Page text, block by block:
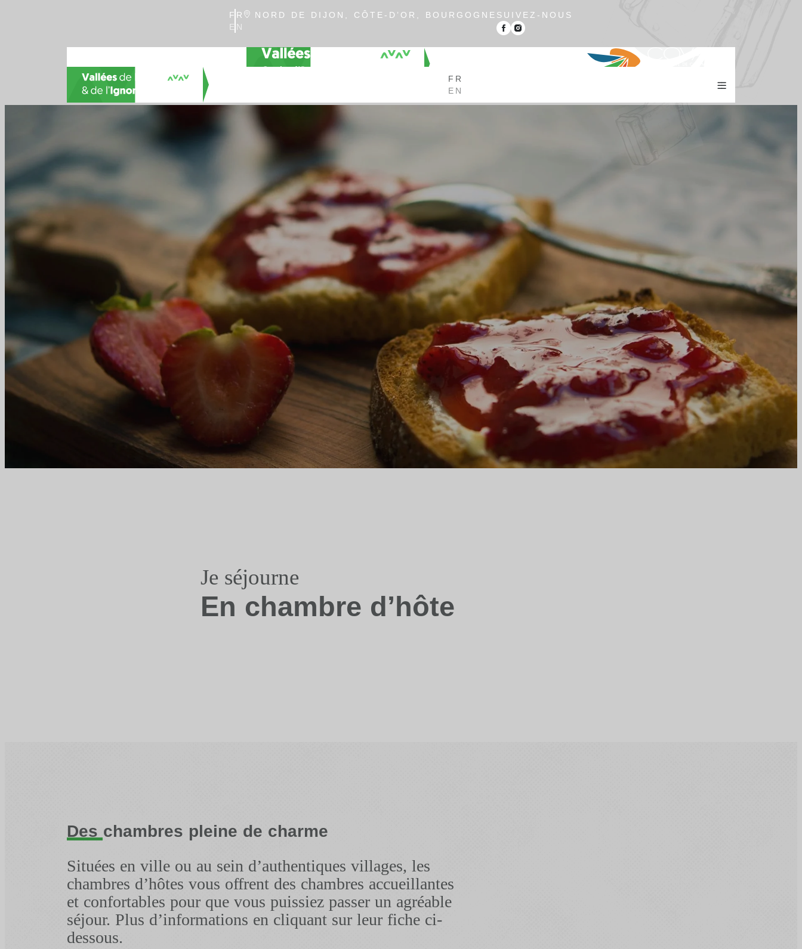
FR
EN
NORD DE DIJON, CÔTE-D’OR, BOURGOGNE SUIVEZ-NOUS
FR
EN
Je séjourne
En chambre d’hôte
Des chambres pleine de charme
Situées en ville ou au sein d’authentiques villages, les
chambres d’hôtes vous offrent des chambres accueillantes
et confortables pour que vous puissiez passer un agréable
séjour. Plus d’informations en cliquant sur leur fiche ci-
dessous.